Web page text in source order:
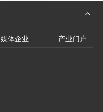
媒体企业 产业门户